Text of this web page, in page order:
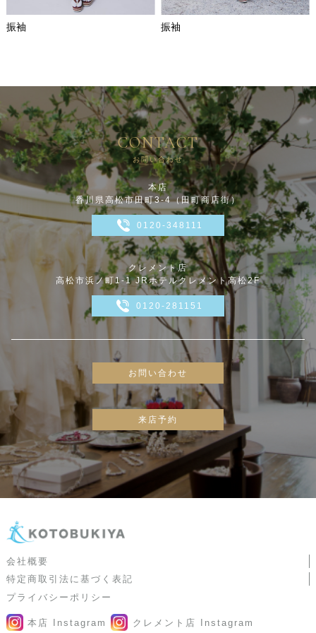
振袖 振袖
CONTACT
お問い合わせ
本店
香川県高松市田町3-4（田町商店街）
0120-348111
クレメント店
高松市浜ノ町1-1 JRホテルクレメント高松2F
0120-281151
お問い合わせ
来店予約
会社概要
特定商取引法に基づく表記
プライバシーポリシー
本店 Instagram クレメント店 Instagram